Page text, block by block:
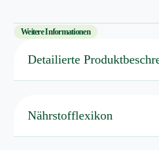
t
Weitere Informationen
Detailierte
Nährstofflexikon